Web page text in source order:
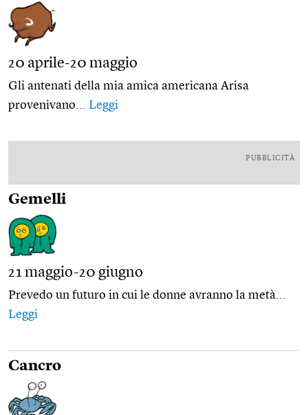
20 aprile-20 maggio
Gli antenati della mia amica americana Arisa
provenivano... Leggi
PUBBLICITÀ
Gemelli
21 maggio-20 giugno
Prevedo un futuro in cui le donne avranno la metà...
Leggi
Cancro